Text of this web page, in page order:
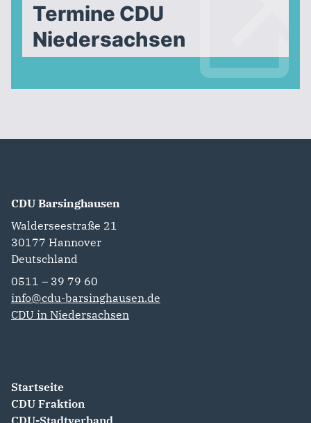
Termine CDU
Niedersachsen
CDU Barsinghausen
Walderseestraße 21
30177 Hannover
Deutschland
0511 – 39 79 60
info@cdu-barsinghausen.de
CDU in Niedersachsen
Startseite
CDU Fraktion